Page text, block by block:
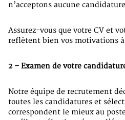
n’acceptons aucune
Assurez-vous que votre CV et
reflètent bien vos motivations
2 – Examen de votre
Notre équipe de recrutement
toutes les candidatures et
correspondent le mieux au